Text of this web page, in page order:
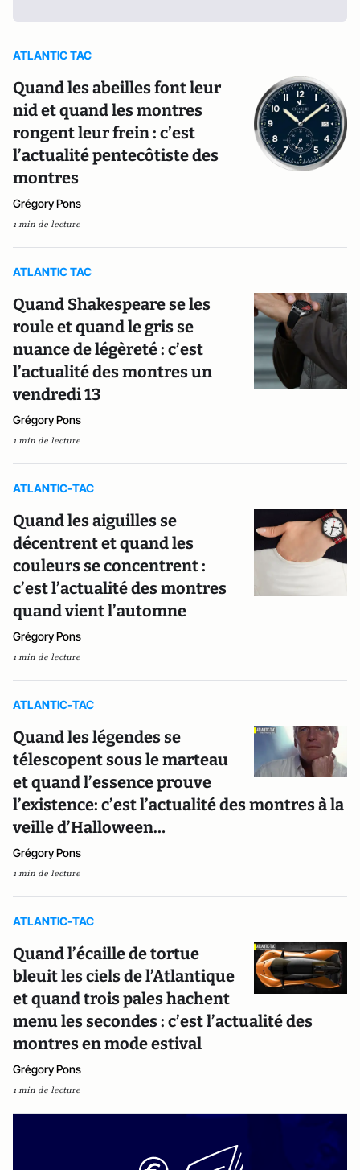
ATLANTIC TAC
Quand les abeilles font leur
nid et quand les montres
rongent leur frein : c’est
l’actualité pentecôtiste des
montres
Grégory Pons
1 min de lecture
ATLANTIC TAC
Quand Shakespeare se les
roule et quand le gris se
nuance de légèreté : c’est
l’actualité des montres un
vendredi 13
Grégory Pons
1 min de lecture
ATLANTIC-TAC
Quand les aiguilles se
décentrent et quand les
couleurs se concentrent :
c’est l’actualité des montres
quand vient l’automne
Grégory Pons
1 min de lecture
ATLANTIC-TAC
Quand les légendes se
télescopent sous le marteau
et quand l’essence prouve
l’existence: c’est l’actualité des montres à la
veille d’Halloween…
Grégory Pons
1 min de lecture
ATLANTIC-TAC
Quand l’écaille de tortue
bleuit les ciels de l’Atlantique
et quand trois pales hachent
menu les secondes : c’est l’actualité des
montres en mode estival
Grégory Pons
1 min de lecture